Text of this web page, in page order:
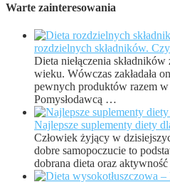
Warte zainteresowania
rozdzielnych składników.
Dieta niełączenia
wieku. Wówczas zakładała
pewnych produktów razem w
Pomysłodawcą …
Najlepsze suplementy diety
Człowiek żyjący w
dobre samopoczucie to
dobrana dieta oraz